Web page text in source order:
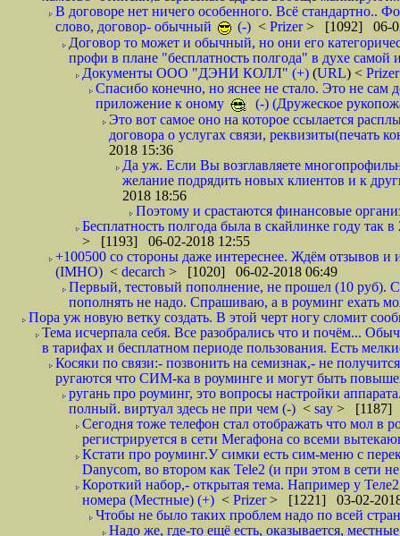
В договоре нет ничего особенного. Всё стандартно..
слово, договор- обычный
(-) < Prizer> [1092] 06-
Договор то может и обычный, но они его
профи в плане "бесплатность полгода" в духе
Документы ООО "ДЭНИ КОЛЛ" (+) (URL) <
Спасибо конечно, но яснее не стало. Это не сам
приложение к оному
(-) (Дружеское
Это вот самое оно на которое ссылается
договора о услугах связи, реквизиты(печать
2018 15:36
Да уж. Если Вы возглавляете
желание подрядить новых клиентов и к
2018 18:56
Поэтому и срастаются финансовые
Бесплатность полгода была в скайлинке году
> [1193] 06-02-2018 12:55
+100500 со стороны даже интереснее. Ждём отзывов и
(IMHO) < decarch > [1020] 06-02-2018 06:49
Первый, тестовый пополнение, не прошел (10 руб).
пополнять не надо. Спрашиваю, а в роуминг ехать
Пора уж новую ветку создать. В этой черт ногу сломит
Тема исчерпала себя. Все разобрались что и почём...
в тарифах и бесплатном периоде пользования. Есть
Косяки по связи:- позвонить на семизнак,- не
ругаются что СИМ-ка в роуминге и могут быть
ругань про роуминг, это вопросы настройки
полный. виртуал здесь не при чем (-) < say > [1187]
Сегодня тоже телефон стал отображать что мол в
регистрируется в сети Мегафона со всеми
Кстати про роуминг.У симки есть сим-меню с
Danycom, во втором как Tele2 (и при этом в сети
Короткий набор,- открытая тема. Например у
номера (Местные) (+) < Prizer> [1221] 03-02-
Чтобы не было таких проблем надо по всей
Надо же, где-то ещё есть, оказывается,